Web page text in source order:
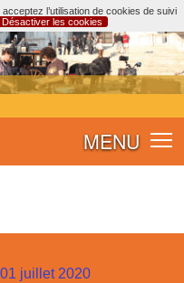
l’utilisation de cookies de suivi
Désactiver les cookies
MENU
juillet 2020